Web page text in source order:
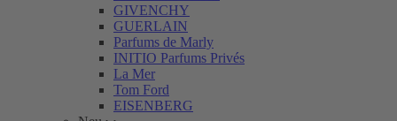
GIVENCHY
GUERLAIN
Parfums de Marly
INITIO Parfums Privés
La Mer
Tom Ford
EISENBERG